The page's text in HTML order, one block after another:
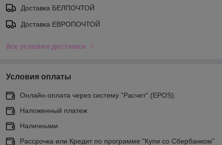
Доставка БЕЛПОЧТОЙ
Доставка ЕВРОПОЧТОЙ
Все условия доставки
Условия оплаты
Онлайн-оплата через систему ”Расчет“ (EPOS).
Наложенный платеж
Наличными
Рассрочка или Кредит по программе "Купи со Сбербанком"